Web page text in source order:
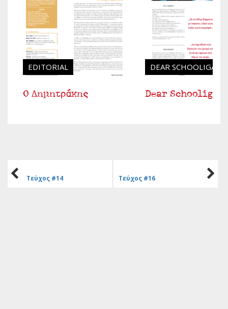
EDITORIAL
Ο Δημητράκης
DEAR SCHOOLIGANS
Dear
Τεύχος #14 Τεύχος #16